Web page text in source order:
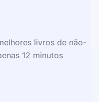
livros de não-
12 minutos